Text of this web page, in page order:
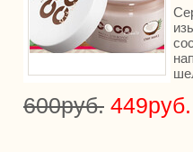
600руб. 449руб.